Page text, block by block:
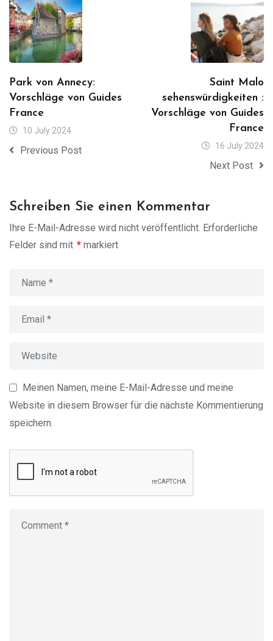
Park von Annecy:
Vorschläge von Guides
France
10 July 2024
Previous Post
Saint Malo
sehenswürdigkeiten :
Vorschläge von Guides
France
16 July 2024
Next Post
Schreiben Sie einen Kommentar
Ihre E-Mail-Adresse wird nicht veröffentlicht. Erforderliche
Felder sind mit * markiert
Meinen Namen, meine E-Mail-Adresse und meine
Website in diesem Browser für die nächste Kommentierung
speichern.